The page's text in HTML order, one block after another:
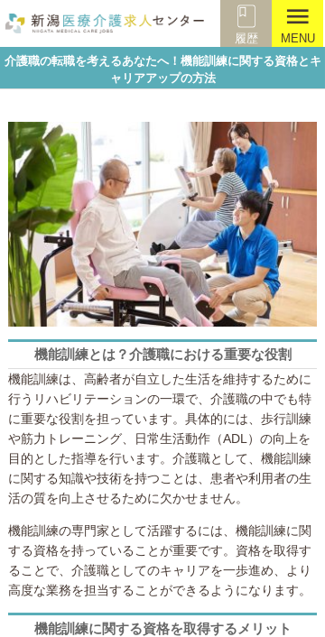
履歴
menu
MENU
介護職の転職を考えるあなたへ！機能訓練に関する資格とキ
ャリアアップの方法
機能訓練とは？介護職における重要な役割
機能訓練は、高齢者が自立した生活を維持するために
行うリハビリテーションの一環で、介護職の中でも特
に重要な役割を担っています。具体的には、歩行訓練
や筋力トレーニング、日常生活動作（ADL）の向上を
目的とした指導を行います。介護職として、機能訓練
に関する知識や技術を持つことは、患者や利用者の生
活の質を向上させるために欠かせません。
機能訓練の専門家として活躍するには、機能訓練に関
する資格を持っていることが重要です。資格を取得す
ることで、介護職としてのキャリアを一歩進め、より
高度な業務を担当することができるようになります。
機能訓練に関する資格を取得するメリット